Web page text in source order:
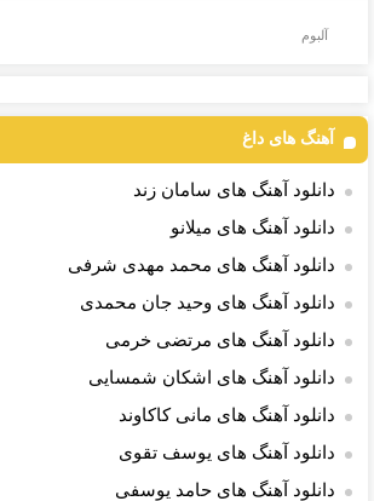
ثبت کن
آلبوم
آهنگ های داغ
دانلود آهنگ های سامان زند
دانلود آهنگ های میلانو
دانلود آهنگ های محمد مهدی شرفی
دانلود آهنگ های وحید جان محمدی
دانلود آهنگ های مرتضی خرمی
دانلود آهنگ های اشکان شمسایی
دانلود آهنگ های مانی کاکاوند
دانلود آهنگ های یوسف تقوی
دانلود آهنگ های حامد یوسفی